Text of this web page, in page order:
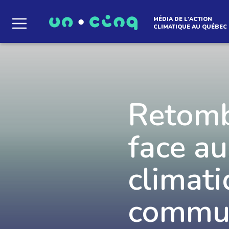
Le média qui
Que des solutions concrètes et inspirantes.
notre infolettre pour découvrir des
qui créent le mouvement.
MÉDIA DE L'ACTION
CLIMATIQUE AU QUÉBEC
face